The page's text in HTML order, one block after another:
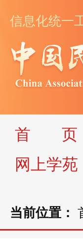
信息化统一
首 页
网上学苑
当前位置：